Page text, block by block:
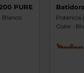
PURE
Blanco
Potencia
Color :